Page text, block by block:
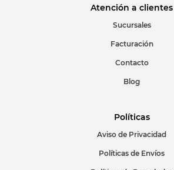
Atención a clientes
Sucursales
Facturación
Contacto
Blog
Políticas
Aviso de Privacidad
Políticas de Envíos